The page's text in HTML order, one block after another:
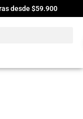
desde $59.900